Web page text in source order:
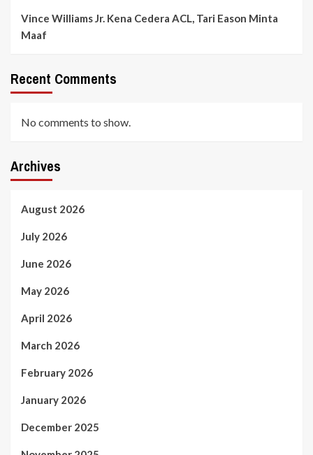
Vince Williams Jr. Kena Cedera ACL, Tari Eason Minta
Maaf
Recent Comments
No comments to show.
Archives
August 2026
July 2026
June 2026
May 2026
April 2026
March 2026
February 2026
January 2026
December 2025